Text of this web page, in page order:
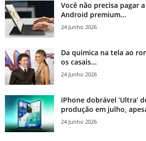
Você não precisa pagar
Android premium...
24 Junho 2026
Da química na tela ao
os casais...
24 Junho 2026
iPhone dobrável ‘Ultra’
produção em julho,
24 Junho 2026